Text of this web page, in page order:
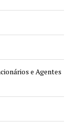
e Agentes